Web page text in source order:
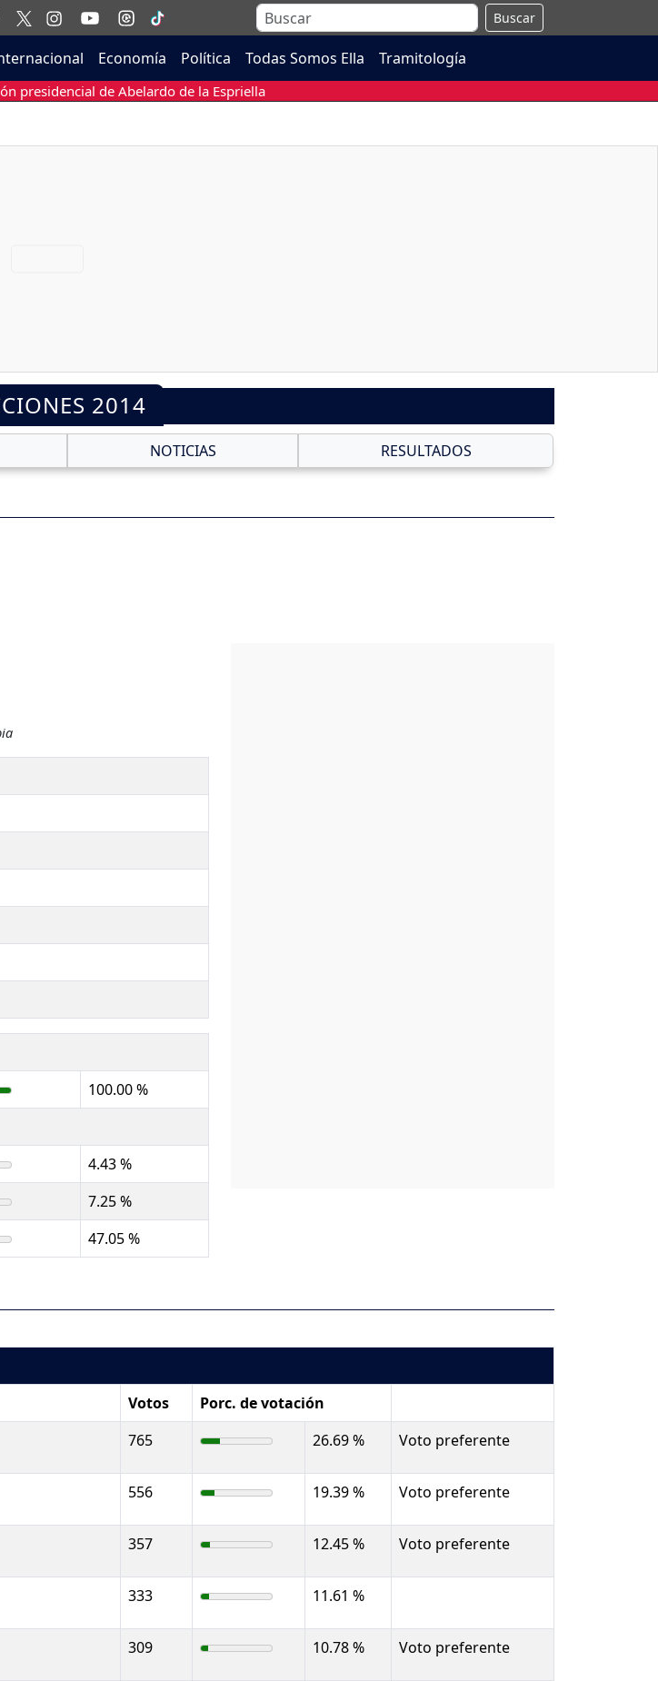
Buscar
Economía Política Todas Somos Ella Tramitología
presidencial de Abelardo de la Espriella
2014
NOTICIAS RESULTADOS
100.00 %
4.43 %
7.25 %
47.05 %
Votos Porc. de votación
765 26.69 % Voto preferente
556 19.39 % Voto preferente
357 12.45 % Voto preferente
333 11.61 %
309 10.78 % Voto preferente